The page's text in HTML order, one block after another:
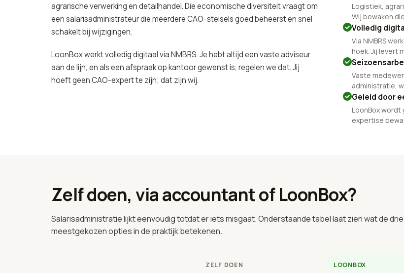
agrarische verwerking en detailhandel. Die economische diversiteit vraagt om
een salarisadministrateur die meerdere CAO-stelsels goed beheerst en snel
schakelt bij wijzigingen.
LoonBox werkt volledig digitaal via NMBRS. Je hebt altijd een vaste adviseur
aan de lijn, en als een afspraak op kantoor gewenst is, regelen we dat. Jij
hoeft geen CAO-expert te zijn; dat zijn wij.
Logistiek,
Wij bewaken
Volledig
Via NMBRS
hoek. Jij levert
Vaste
administratie,
Geleid door
LoonBox wordt
expertise
Zelf doen, via accountant of LoonBox?
Salarisadministratie lijkt eenvoudig totdat er iets misgaat. Onderstaande tabel laat zien wat de drie
meestgekozen opties in de praktijk betekenen.
ZELF DOEN LOONBOX